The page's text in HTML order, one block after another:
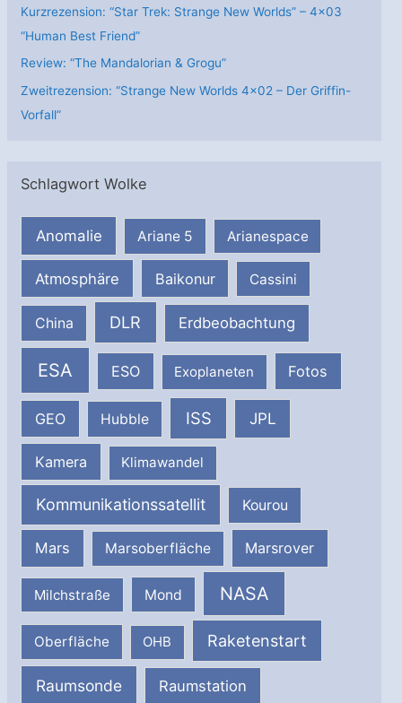
Kurzrezension: “Star Trek: Strange New Worlds” – 4×03
“Human Best Friend”
Review: “The Mandalorian & Grogu”
Zweitrezension: “Strange New Worlds 4×02 – Der Griffin-
Vorfall”
Schlagwort Wolke
Anomalie Ariane 5 Arianespace
Atmosphäre Baikonur Cassini
China DLR Erdbeobachtung
ESA ESO Exoplaneten Fotos
GEO Hubble ISS JPL
Kamera Klimawandel
Kommunikationssatellit Kourou
Mars Marsoberfläche Marsrover
Milchstraße Mond NASA
Oberfläche OHB Raketenstart
Raumsonde Raumstation